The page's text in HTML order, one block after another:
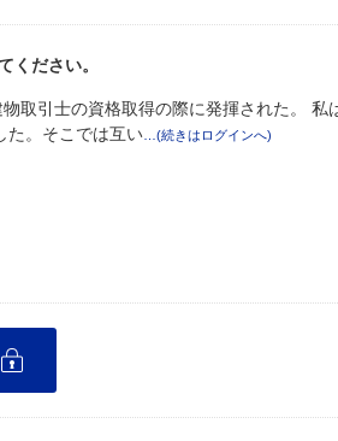
ください。
取引士の資格取得の際に発揮された。 私
た。そこでは互い